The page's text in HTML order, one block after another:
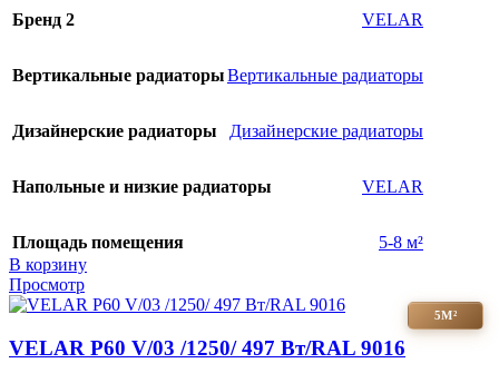
Бренд 2 VELAR
Вертикальные радиаторыВертикальные радиаторы
Дизайнерские радиаторы Дизайнерские радиаторы
Напольные и низкие радиаторы VELAR
Площадь помещения
5-8 м²
В корзину
Просмотр
5М²
VELAR P60 V/03 /1250/ 497 Bт/RAL 9016